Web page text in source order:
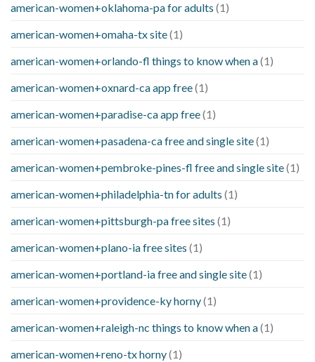
american-women+oklahoma-pa for adults (1)
american-women+omaha-tx site(1)
american-women+orlando-fl things to know when a(1)
american-women+oxnard-ca app free(1)
american-women+paradise-ca app free(1)
american-women+pasadena-ca free and single site(1)
american-women+pembroke-pines-fl free and single site(1)
american-women+philadelphia-tn for adults (1)
american-women+pittsburgh-pa free sites (1)
american-women+plano-ia free sites (1)
american-women+portland-ia free and single site(1)
american-women+providence-ky horny(1)
american-women+raleigh-nc things to know when a(1)
american-women+reno-tx horny(1)